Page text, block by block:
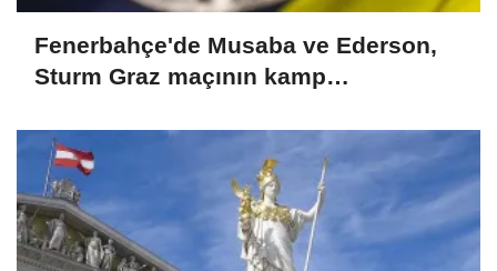
Fenerbahçe'de Musaba ve Ederson,
Sturm Graz maçının kamp